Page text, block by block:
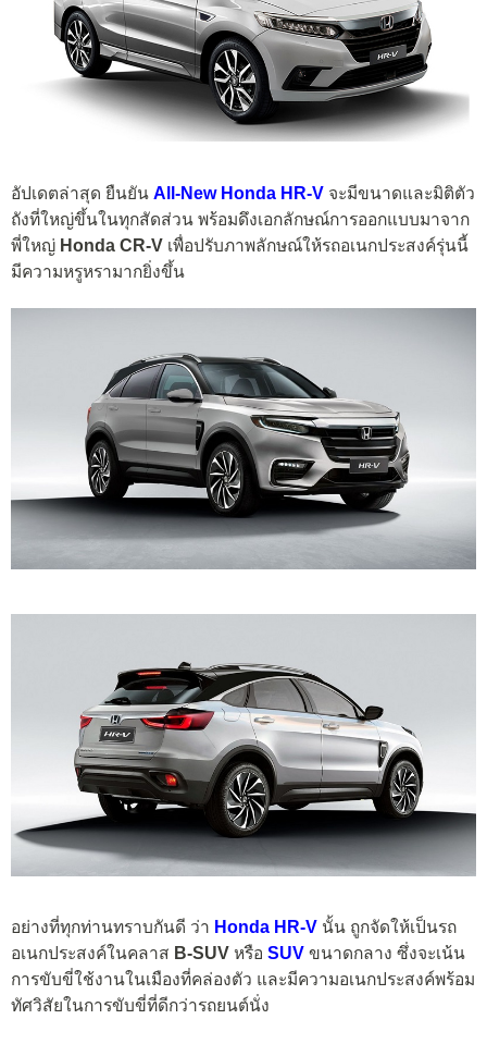
อัปเดตล่าสุด ยืนยัน All-New Honda HR-V จะมีขนาดและมิติตัว
ถังที่ใหญ่ขึ้นในทุกสัดส่วน พร้อมดึงเอกลักษณ์การออกแบบมาจาก
พี่ใหญ่ Honda CR-V เพื่อปรับภาพลักษณ์ให้รถอเนกประสงค์รุ่นนี้
มีความหรูหรามากยิ่งขึ้น
อย่างที่ทุกท่านทราบกันดี ว่า Honda HR-V นั้น ถูกจัดให้เป็นรถ
อเนกประสงค์ในคลาส B-SUV หรือ SUV ขนาดกลาง ซึ่งจะเน้น
การขับขี่ใช้งานในเมืองที่คล่องตัว และมีความอเนกประสงค์พร้อม
ทัศวิสัยในการขับขี่ที่ดีกว่ารถยนต์นั่ง